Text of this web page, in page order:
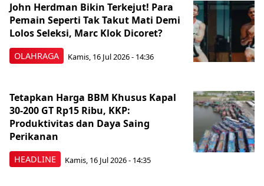
OLAHRAGA
John Herdman Bikin Terkejut! Para
Pemain Seperti Tak Takut Mati Demi
Lolos Seleksi, Marc Klok Dicoret?
Kamis, 16 Jul 2026 - 14:36
HEADLINE
Tetapkan Harga BBM Khusus Kapal
30-200 GT Rp15 Ribu, KKP:
Produktivitas dan Daya Saing
Perikanan
Kamis, 16 Jul 2026 - 14:35